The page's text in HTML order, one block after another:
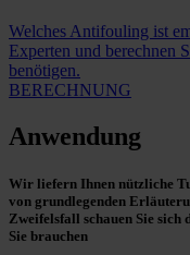
Welches Antifouling ist
Experten und berechnen
benötigen.
BERECHNUNG
Anwendung
Wir liefern Ihnen nützliche
von grundlegenden
Zweifelsfall schauen Sie sich
Sie brauchen